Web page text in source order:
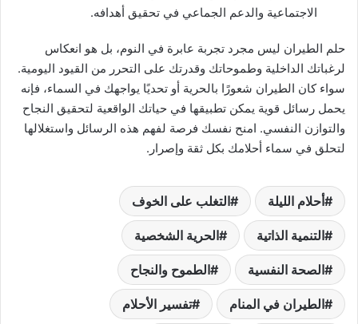
الاجتماعية والدعم الجماعي في تحقيق أهدافه.
حلم الطيران ليس مجرد تجربة عابرة في النوم، بل هو انعكاس
لرغباتك الداخلية وطموحاتك وقدرتك على التحرر من القيود اليومية.
سواء كان الطيران شعورًا بالحرية أو تحديًا يواجهك في السماء، فإنه
يحمل رسائل قوية يمكن تطبيقها في حياتك الواقعية لتحقيق النجاح
والتوازن النفسي. امنح نفسك فرصة لفهم هذه الرسائل واستغلالها
لتحلق في سماء أحلامك بكل ثقة وإصرار.
أحلام الليلة التغلب على الخوف
التنمية الذاتية الحرية الشخصية
الصحة النفسية الطموح والنجاح
الطيران في المنام تفسير الأحلام